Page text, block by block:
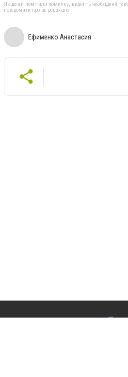
Якщо ви помітили помилку, виділіть необхідний
повідомити про це редакцію
Ефименко Анастасия